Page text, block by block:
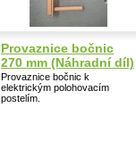
Provaznice bočnic
270 mm (Náhradní díl)
Provaznice bočnic k
elektrickým polohovacím
postelím.